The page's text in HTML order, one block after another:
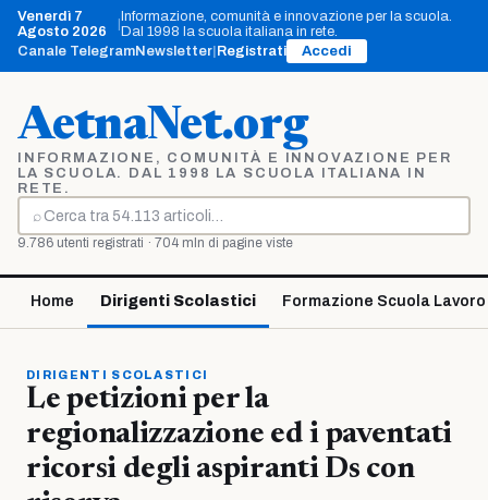
Vai
contenuto
Venerdì 7
Agosto 2026
Informazione, comunità e innovazione per la scuola.
Dal 1998 la scuola italiana in rete.
Canale TelegramNewsletter Registrati Accedi
AetnaNet.org
INFORMAZIONE, COMUNITÀ E INNOVAZIONE PER
LA SCUOLA. DAL 1998 LA SCUOLA ITALIANA IN
RETE.
⌕
Cerca
9.786 utenti registrati · 704 mln di pagine viste
Home Dirigenti Scolastici Formazione Scuola Lavoro
DIRIGENTI SCOLASTICI
Le petizioni per la
regionalizzazione ed i paventati
ricorsi degli aspiranti Ds con